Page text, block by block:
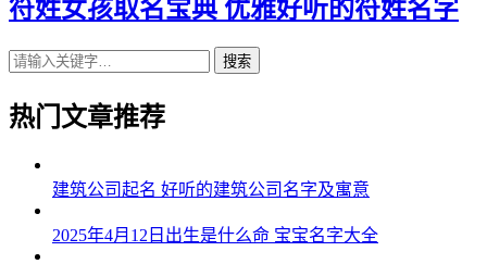
符姓女孩取名宝典 优雅好听的符姓名字
搜索
热门文章推荐
建筑公司起名 好听的建筑公司名字及寓意
2025年4月12日出生是什么命 宝宝名字大全